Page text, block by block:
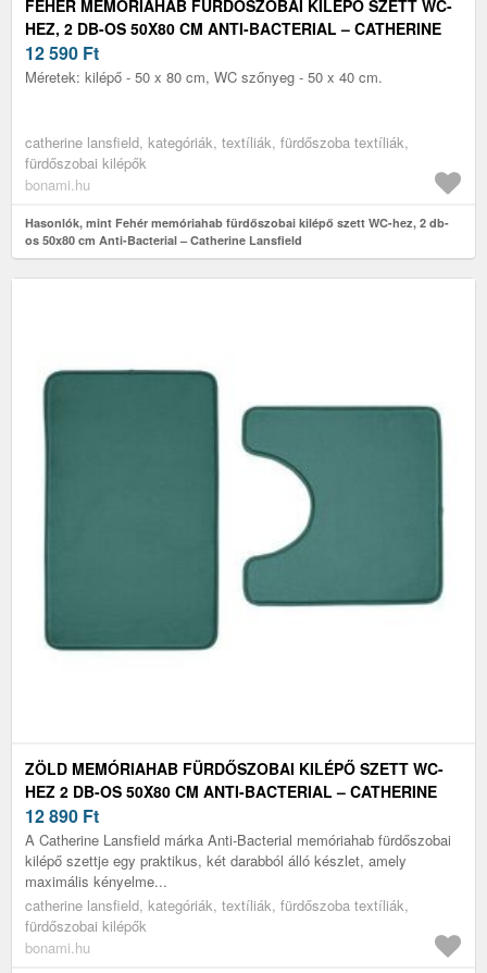
FEHÉR MEMÓRIAHAB FÜRDŐSZOBAI KILÉPŐ SZETT WC-
HEZ, 2 DB-OS 50X80 CM ANTI-BACTERIAL – CATHERINE
LANSFIELD
12 590 Ft
Méretek: kilépő - 50 x 80 cm, WC szőnyeg - 50 x 40 cm.
catherine lansfield, kategóriák, textíliák, fürdőszoba textíliák,
fürdőszobai kilépők
bonami.hu
Hasonlók, mint Fehér memóriahab fürdőszobai kilépő szett WC-hez, 2 db-
os 50x80 cm Anti-Bacterial – Catherine Lansfield
ZÖLD MEMÓRIAHAB FÜRDŐSZOBAI KILÉPŐ SZETT WC-
HEZ 2 DB-OS 50X80 CM ANTI-BACTERIAL – CATHERINE
LANSFIELD
12 890 Ft
A Catherine Lansfield márka Anti-Bacterial memóriahab fürdőszobai
kilépő szettje egy praktikus, két darabból álló készlet, amely
maximális kényelme...
catherine lansfield, kategóriák, textíliák, fürdőszoba textíliák,
fürdőszobai kilépők
bonami.hu